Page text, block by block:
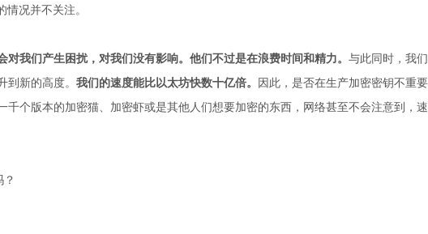
况并不关注。
我们产生困扰，对我们没有影响。他们不过是在浪费时间和精力。 与此同时，我
到新的高度。 我们的速度能比以太坊快数十亿倍。
因此，是否在生产加密密钥不重
千个版本的加密猫、加密虾或是其他人们想要加密的东西，网络甚至不会注意到，